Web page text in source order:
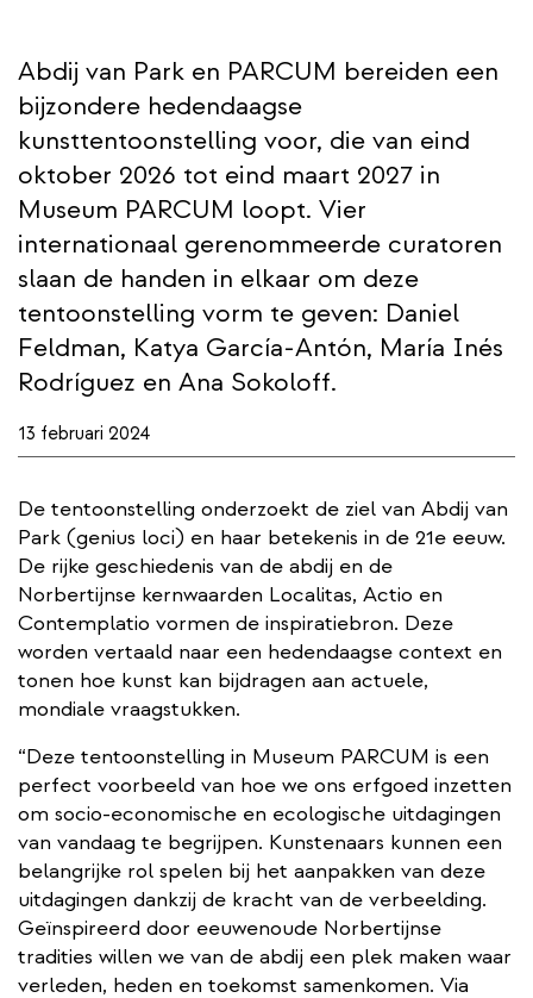
Abdij van Park en PARCUM bereiden een
bijzondere hedendaagse
kunsttentoonstelling voor, die van eind
oktober 2026 tot eind maart 2027 in
Museum PARCUM loopt. Vier
internationaal gerenommeerde curatoren
slaan de handen in elkaar om deze
tentoonstelling vorm te geven: Daniel
Feldman, Katya García-Antón, María Inés
Rodríguez en Ana Sokoloff.
13 februari 2024
De tentoonstelling onderzoekt de ziel van Abdij van
Park (genius loci) en haar betekenis in de 21e eeuw. ​
De rijke geschiedenis van de abdij en de
Norbertijnse kernwaarden Localitas, Actio en
Contemplatio vormen de inspiratiebron. Deze
worden vertaald naar een hedendaagse context en
tonen hoe kunst kan bijdragen aan actuele,
mondiale vraagstukken.
“Deze tentoonstelling in Museum PARCUM is een
perfect voorbeeld van hoe we ons erfgoed inzetten
om socio-economische en ecologische uitdagingen
van vandaag te begrijpen. Kunstenaars kunnen een
belangrijke rol spelen bij het aanpakken van deze
uitdagingen dankzij de kracht van de verbeelding.
Geïnspireerd door eeuwenoude Norbertijnse
tradities willen we van de abdij een plek maken waar
verleden, heden en toekomst samenkomen. Via